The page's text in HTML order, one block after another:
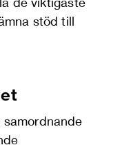
stöd till